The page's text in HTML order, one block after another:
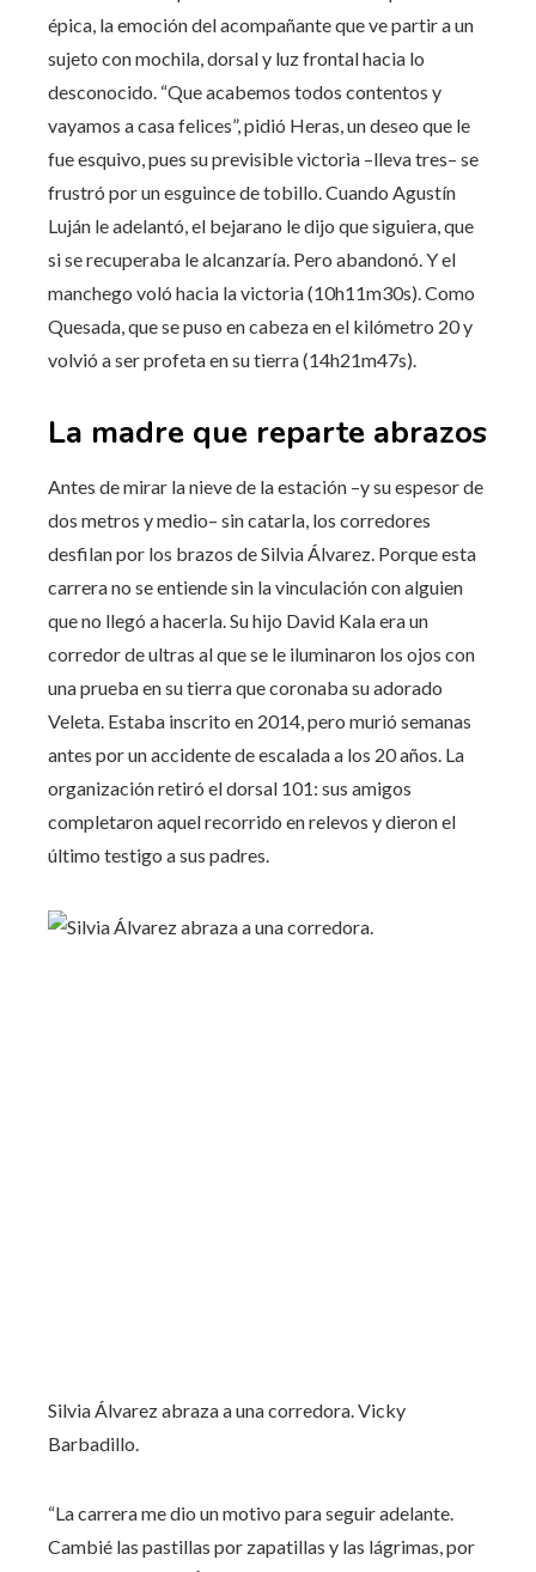
épica, la emoción del acompañante que ve partir a un
sujeto con mochila, dorsal y luz frontal hacia lo
desconocido. “Que acabemos todos contentos y
vayamos a casa felices”, pidió Heras, un deseo que le
fue esquivo, pues su previsible victoria –lleva tres– se
frustró por un esguince de tobillo. Cuando Agustín
Luján le adelantó, el bejarano le dijo que siguiera, que
si se recuperaba le alcanzaría. Pero abandonó. Y el
manchego voló hacia la victoria (10h11m30s). Como
Quesada, que se puso en cabeza en el kilómetro 20 y
volvió a ser profeta en su tierra (14h21m47s).
La madre que reparte abrazos
Antes de mirar la nieve de la estación –y su espesor de
dos metros y medio– sin catarla, los corredores
desfilan por los brazos de Silvia Álvarez. Porque esta
carrera no se entiende sin la vinculación con alguien
que no llegó a hacerla. Su hijo David Kala era un
corredor de ultras al que se le iluminaron los ojos con
una prueba en su tierra que coronaba su adorado
Veleta. Estaba inscrito en 2014, pero murió semanas
antes por un accidente de escalada a los 20 años. La
organización retiró el dorsal 101: sus amigos
completaron aquel recorrido en relevos y dieron el
último testigo a sus padres.
Silvia Álvarez abraza a una corredora.Vicky
Barbadillo.
“La carrera me dio un motivo para seguir adelante.
Cambié las pastillas por zapatillas y las lágrimas, por